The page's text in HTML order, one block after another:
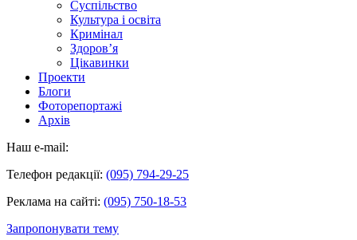
Суспільство
Культура і освіта
Кримінал
Здоров’я
Цікавинки
Проекти
Блоги
Фоторепортажі
Архів
Наш e-mail:
Телефон редакції: (095) 794-29-25
Реклама на сайті: (095) 750-18-53
Запропонувати тему